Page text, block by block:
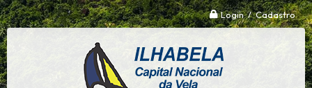
Login / Cadastro